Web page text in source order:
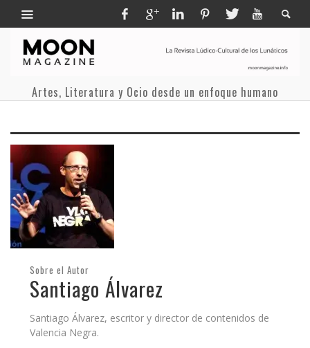
Artes, Literatura y Ocio desde un enfoque humano
Sobre el Autor
Santiago Álvarez
Santiago Álvarez, escritor y director de contenidos de
Valencia Negra.